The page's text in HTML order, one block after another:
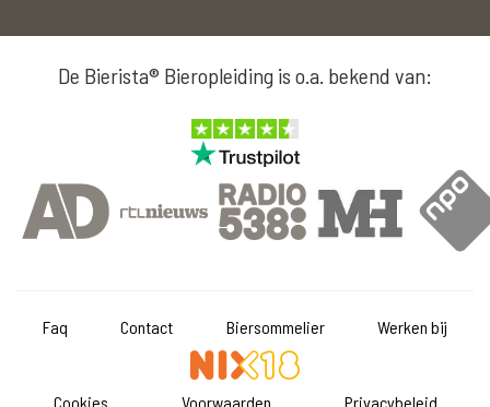
De Bierista® Bieropleiding is o.a. bekend van:
Faq Contact Biersommelier Werken bij
Cookies Voorwaarden Privacybeleid